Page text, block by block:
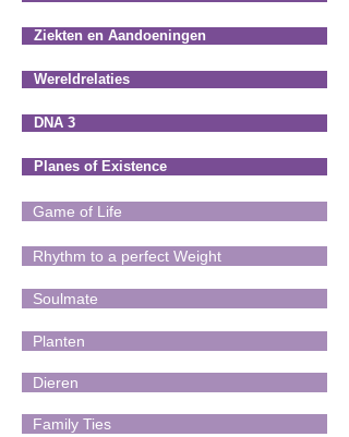
Ziekten en Aandoeningen
Wereldrelaties
DNA 3
Planes of Existence
Game of Life
Rhythm to a perfect Weight
Soulmate
Planten
Dieren
Family Ties